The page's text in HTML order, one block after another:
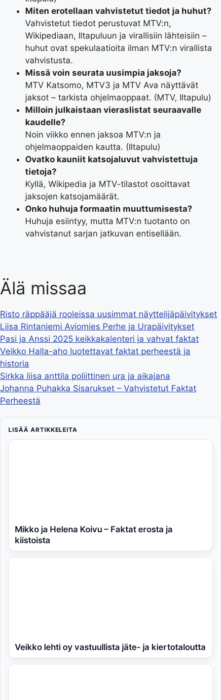
Miten erotellaan vahvistetut tiedot ja huhut?
Vahvistetut tiedot perustuvat MTV:n,
Wikipediaan, Iltapuluun ja virallisiin lähteisiin –
huhut ovat spekulaatioita ilman MTV:n virallista
vahvistusta.
Missä voin seurata uusimpia jaksoja?
MTV Katsomo, MTV3 ja MTV Ava näyttävät
jaksot – tarkista ohjelmaoppaat. (MTV, Iltapulu)
Milloin julkaistaan vieraslistat seuraavalle
kaudelle?
Noin viikko ennen jaksoa MTV:n ja
ohjelmaoppaiden kautta. (Iltapulu)
Ovatko kauniit katsojaluvut vahvistettuja
tietoja?
Kyllä, Wikipedia ja MTV-tilastot osoittavat
jaksojen katsojamäärät.
Onko huhuja formaatin muuttumisesta?
Huhuja esiintyy, mutta MTV:n tuotanto on
vahvistanut sarjan jatkuvan entisellään.
Älä missaa
Risto räppääjä rooleissa uusimmat näyttelijäpäivitykset
Liisa Rintaniemi Aviomies Perhe ja Urapäivitykset
Pasi ja Anssi 2025 keikkakalenteri ja vahvat faktat
Veikko Halla-aho luotettavat faktat perheestä ja
historia
Sirkka liisa anttila poliittinen ura ja aikajana
Johanna Puhakka Sisarukset – Vahvistetut Faktat
Perheestä
LISÄÄ ARTIKKELEITA
Mikko ja Helena Koivu – Faktat erosta ja
kiistoista
Veikko lehti oy vastuullista jäte- ja kiertotaloutta